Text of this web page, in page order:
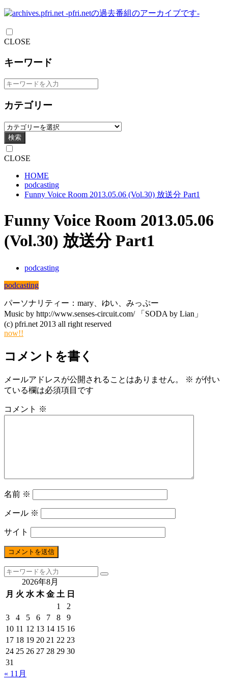
CLOSE
キーワード
カテゴリー
検索
CLOSE
HOME
podcasting
Funny Voice Room 2013.05.06 (Vol.30) 放送分 Part1
Funny Voice Room 2013.05.06
(Vol.30) 放送分 Part1
podcasting
podcasting
パーソナリティー：mary、ゆい、みっぷー
Music by http://www.senses-circuit.com/ 「SODA by Lian」
(c) pfri.net 2013 all right reserved
now!!
コメントを書く
メールアドレスが公開されることはありません。 ※ が付い
ている欄は必須項目です
コメント ※
名前 ※
メール ※
サイト
2026年8月
月 火 水 木 金 土 日
1
2
3
4 5 6 7 8
9
10 11 12 13 14 15 16
17 18 19 20 21 22 23
24 25 26 27 28 29 30
31
« 11月